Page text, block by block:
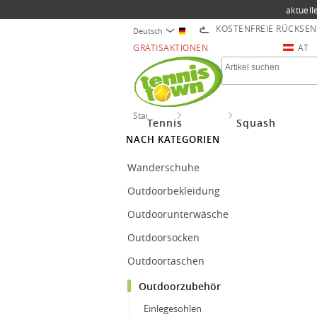
Deutsch
KOSTENFREIE
GRATISAKTIONEN
AT
Tennis Squash
Startseite
NACH KATEGORIEN
Wanderschuhe
Outdoorbekleidung
Outdoorunterwäsche
Outdoorsocken
Outdoortaschen
Outdoorzubehör
Einlegesohlen